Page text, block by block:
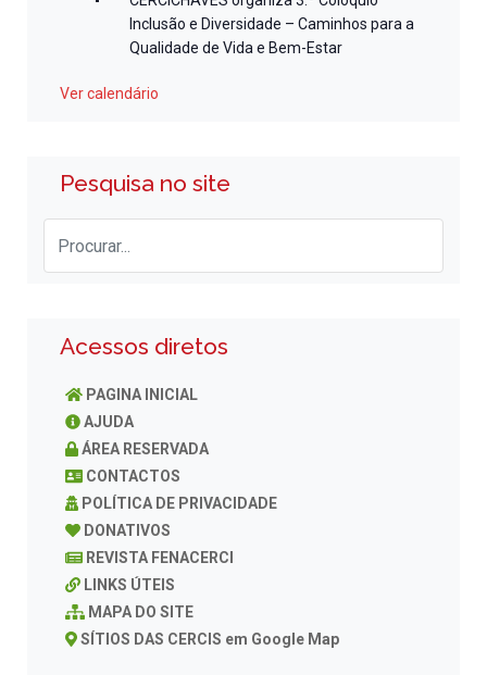
Inclusão e Diversidade – Caminhos para a
Qualidade de Vida e Bem-Estar
Ver calendário
Pesquisa no site
Acessos diretos
PAGINA INICIAL
AJUDA
ÁREA RESERVADA
CONTACTOS
POLÍTICA DE PRIVACIDADE
DONATIVOS
REVISTA FENACERCI
LINKS ÚTEIS
MAPA DO SITE
SÍTIOS DAS CERCIS em Google Map